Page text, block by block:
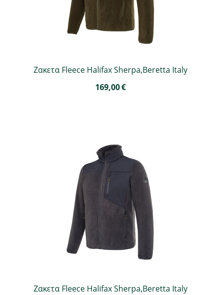
Ζακετα Fleece Halifax Sherpa,Beretta Italy
169,00€
Ζακετα Fleece Halifax Sherpa,Beretta Italy